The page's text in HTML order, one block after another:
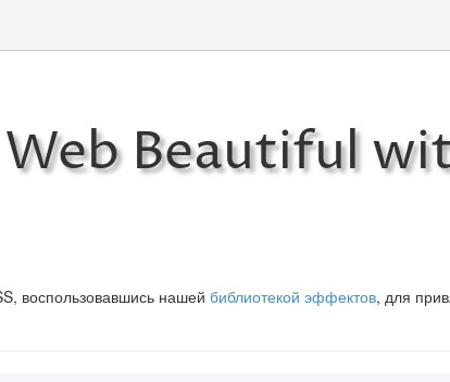
Beautiful
воспользовавшись нашей библиотекой эффектов, для